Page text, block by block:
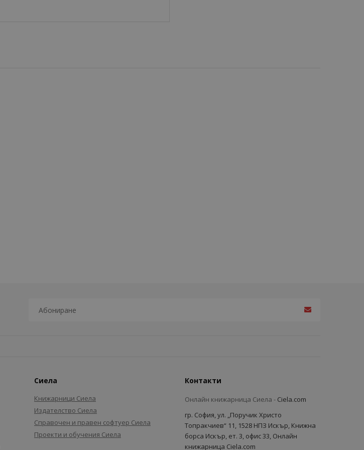
Сиела
Книжарници Сиела
Издателство Сиела
Справочен и правен софтуер Сиела
Проекти и обучения Сиела
Контакти
Онлайн книжарница Сиела - Ciela.com
гр. София, ул. „Поручик Христо
Топракчиев“ 11, 1528 НПЗ Искър, Книжна
борса Искър, ет. 3, офис 33, Онлайн
книжарница Ciela.com